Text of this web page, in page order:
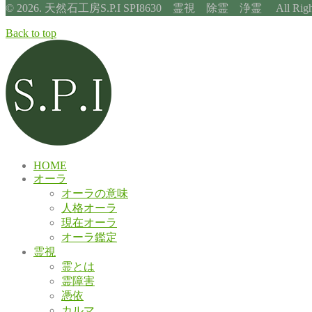
© 2026. 天然石工房S.P.I SPI8630 霊視 除霊 浄霊 All
Back to top
HOME
オーラ
オーラの意味
人格オーラ
現在オーラ
オーラ鑑定
霊視
霊とは
霊障害
憑依